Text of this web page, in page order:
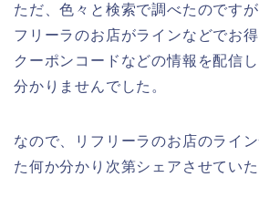
ただ、色々と検索で調べたのです
フリーラのお店がラインなどでお
クーポンコードなどの情報を配信
分かりませんでした。
なので、リフリーラのお店のライ
た何か分かり次第シェアさせてい